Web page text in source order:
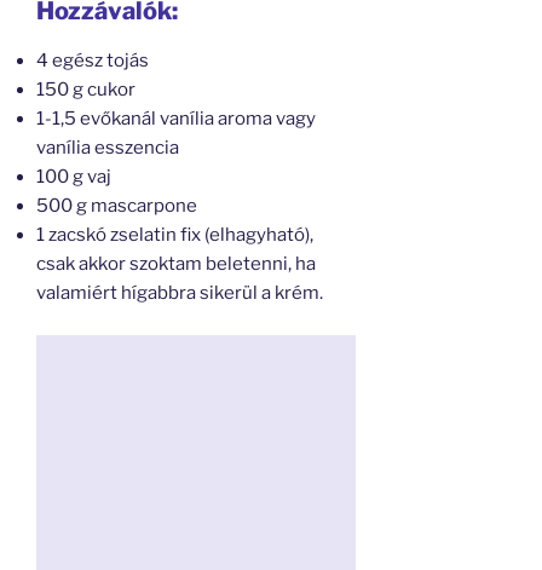
Hozzávalók:
4 egész tojás
150 g cukor
1-1,5 evőkanál vanília aroma vagy
vanília esszencia
100 g vaj
500 g mascarpone
1 zacskó zselatin fix (elhagyható),
csak akkor szoktam beletenni, ha
valamiért hígabbra sikerül a krém.